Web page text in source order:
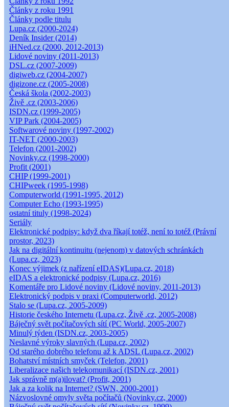
Články z roku 1991
Články podle titulu
Lupa.cz (2000-2024)
Deník Insider (2014)
iHNed.cz (2000, 2012-2013)
Lidové noviny (2011-2013)
DSL.cz (2007-2009)
digiweb.cz (2004-2007)
digizone.cz (2005-2008)
Česká škola (2002-2003)
Živě .cz (2003-2006)
ISDN.cz (1999-2005)
VIP Park (2004-2005)
Softwarové noviny (1997-2002)
IT-NET (2000-2003)
Telefon (2001-2002)
Novinky.cz (1998-2000)
Profit (2001)
CHIP (1999-2001)
CHIPweek (1995-1998)
Computerworld (1991-1995, 2012)
Computer Echo (1993-1995)
ostatní tituly (1998-2024)
Seriály
Elektronické podpisy: když dva říkají totéž, není to totéž (Právní
prostor, 2023)
Jak na digitální kontinuitu (nejenom) v datových schránkách
(Lupa.cz, 2023)
Konec výjimek (z nařízení eIDAS)(Lupa.cz, 2018)
eIDAS a elektronické podpisy (Lupa.cz, 2016)
Komentáře pro Lidové noviny (Lidové noviny, 2011-2013)
Elektronický podpis v praxi (Computerworld, 2012)
Stalo se (Lupa.cz, 2005-2009)
Historie českého Internetu (Lupa.cz, Živě .cz, 2005-2008)
Báječný svět počítačových sítí (PC World, 2005-2007)
Minulý týden (ISDN.cz, 2003-2005)
Neslavné výroky slavných (Lupa.cz, 2002)
Od starého dobrého telefonu až k ADSL (Lupa.cz, 2002)
Bohatství místních smyček (Telefon, 2001)
Liberalizace našich telekomunikací (ISDN.cz, 2001)
Jak správně m(a)ilovat? (Profit, 2001)
Jak a za kolik na Internet? (SWN, 2000-2001)
Názvoslovné omyly světa počítačů (Novinky.cz, 2000)